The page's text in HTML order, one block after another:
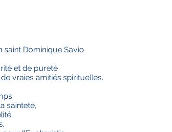
saint Dominique Savio
et de pureté
vraies amitiés spirituelles.
sainteté,